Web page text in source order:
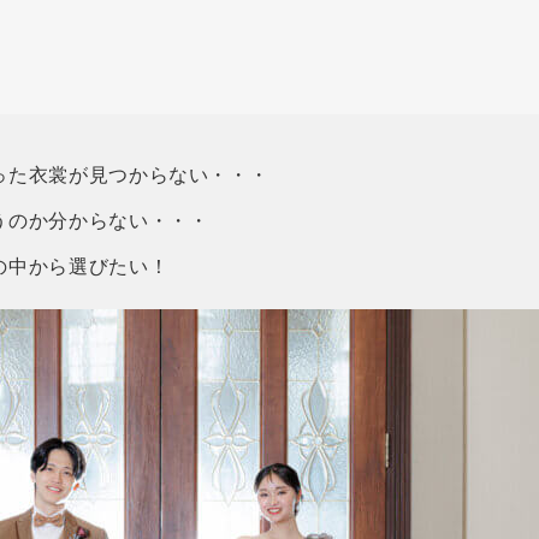
衣裳が見つからない・・・
か分からない・・・
から選びたい！